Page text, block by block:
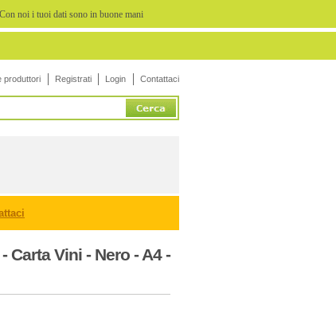
Con noi i tuoi dati sono in buone mani
produttori Registrati Login Contattaci
Carta Vini - Nero - A4 -